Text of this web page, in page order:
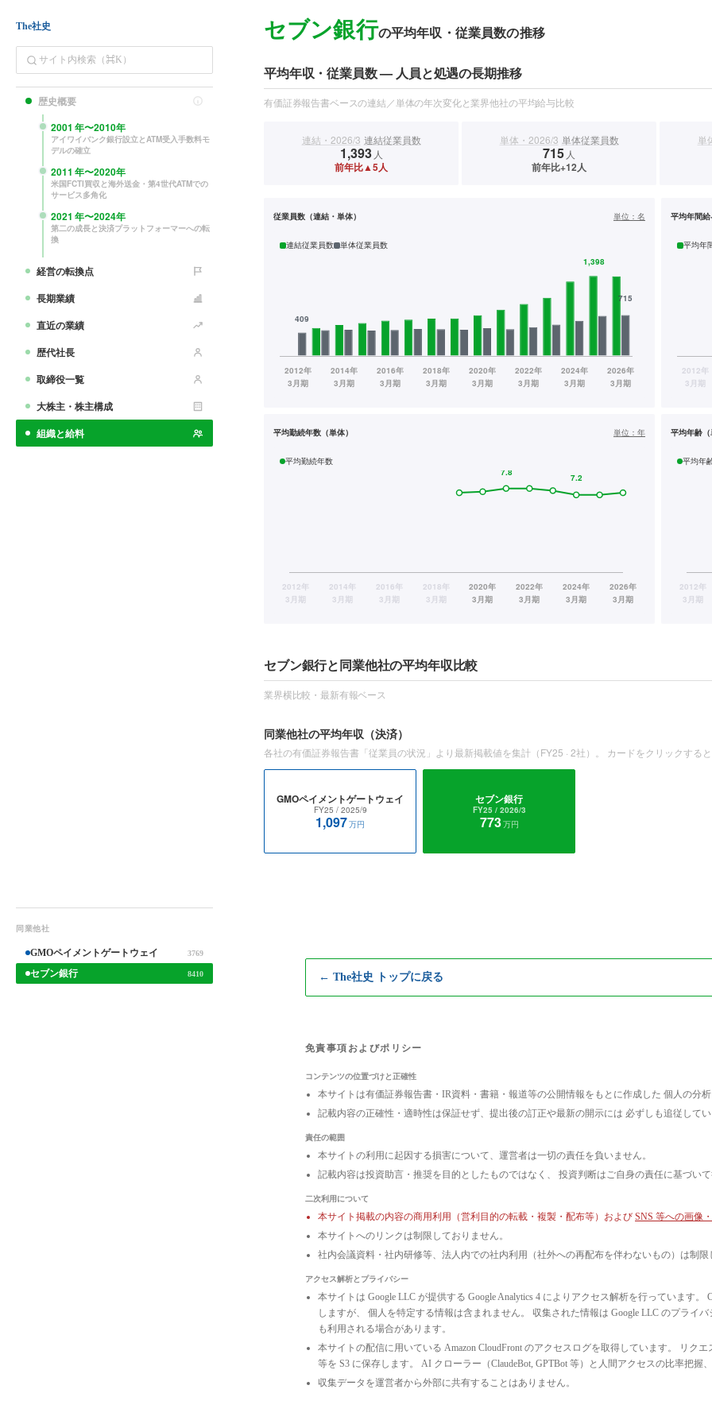
The社史
歴史概要
2001 年〜2010年
アイワイバンク銀行設立とATM受入手数料モ
デルの確立
2011 年〜2020年
米国FCTI買収と海外送金・第4世代ATMでの
サービス多角化
2021 年〜2024年
第二の成長と決済プラットフォーマーへの転
換
経営の転換点
長期業績
直近の業績
歴代社長
取締役一覧
大株主・株主構成
組織と給料
同業他社
GMOペイメントゲートウェイ 3769
セブン銀行 8410
セブン銀行の平均年収・従業員数の推移
平均年収・従業員数 — 人員と処遇の長期推移
有価証券報告書ベースの連結／単体の年次変化と業界他社の平均給与比較
連結・2026/3 連結従業員数
1,393 人
前年比▲5人
単体・2026/3 単体従業員数
715 人
前年比+12人
単
従業員数（連結・単体） 単位： 名
連結従業員数 単体従業員数
平均年間給
平均年
平均勤続年数（単体） 単位： 年
平均勤続年数
平均年齢（
平均年
セブン銀行と同業他社の平均年収比較
業界横比較・最新有報ベース
同業他社の平均年収 （決済）
各社の有価証券報告書「従業員の状況」より最新掲載値を集計（FY25 · 2社）。 カードをクリックする
GMOペイメントゲートウェイ
FY25 / 2025/9
1,097万円
セブン銀行
FY25 / 2026/3
773万円
← The社史 トップに戻る
免責事項およびポリシー
コンテンツの位置づけと正確性
本サイトは有価証券報告書・IR資料・書籍・報道等の公開情報をもとに作成した 個人の分
記載内容の正確性・適時性は保証せず、提出後の訂正や最新の開示には 必ずしも追従して
責任の範囲
本サイトの利用に起因する損害について、運営者は一切の責任を負いません。
記載内容は投資助言・推奨を目的としたものではなく、 投資判断はご自身の責任に基づいて
二次利用について
本サイト掲載の内容の商用利用（営利目的の転載・複製・配布等）および SNS 等への画像
本サイトへのリンクは制限しておりません。
社内会議資料・社内研修等、法人内での社内利用（社外への再配布を伴わないもの）は制限
アクセス解析とプライバシー
本サイトは Google LLC が提供する Google Analytics 4 によりアクセス解析を行っています
しますが、 個人を特定する情報は含まれません。 収集された情報は Google LLC のプライ
も利用される場合があります。
本サイトの配信に用いている Amazon CloudFront のアクセスログを取得しています。 リク
等を S3 に保存します。 AI クローラー（ClaudeBot, GPTBot 等）と人間アクセスの比率把握
収集データを運営者から外部に共有することはありません。